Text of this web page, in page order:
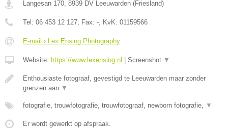
Langesan 170 8939 DV Leeuwarden (Friesland)
Tel: 06 453 12 127 , Fax: - , KvK: 01159566
E-mail › Lex Ensing Photography
Website: https://www.lexensing.nl | Screenshot ▼
Enthousiaste fotograaf, gevestigd te Leeuwarden maar zonder
grenzen aan ▼
fotografie, trouwfotografie, trouwfotograaf, newborn fotografie, ▼
Er wordt gewerkt op afspraak.